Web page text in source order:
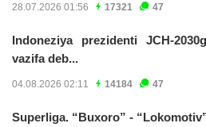
28.07.2026 01:56 17321 47
Indoneziya prezidenti JCH-
vazifa deb...
04.08.2026 02:11 14184 47
Superliga. “Buxoro” -